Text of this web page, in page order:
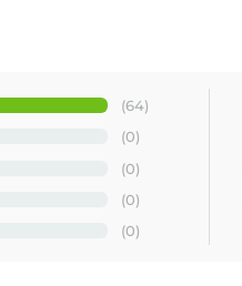
(64)
(0)
(0)
(0)
(0)